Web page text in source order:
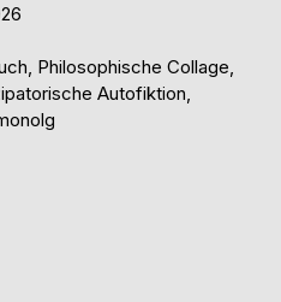
Philosophische Collage,
Autofiktion,